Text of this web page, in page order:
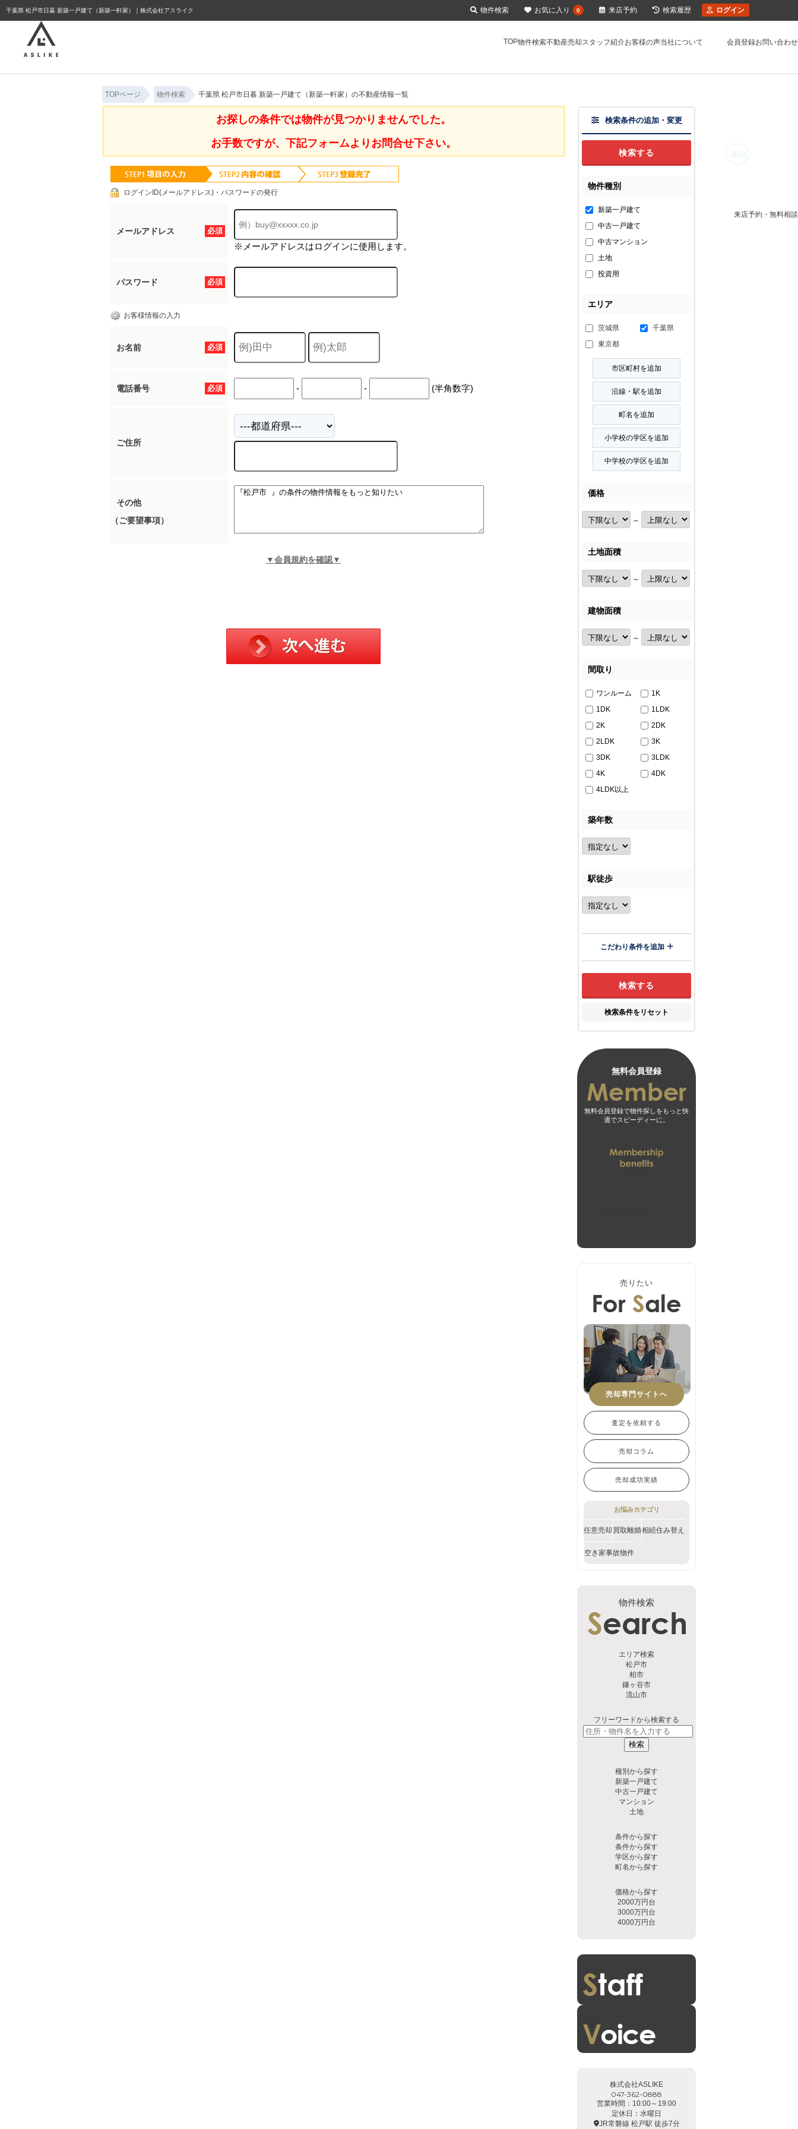
千葉県 松戸市日暮 新築一戸建て（新築一軒家）｜株式会社アスライク
TOP物件検索不動産売却スタッフ紹介お客様の声当社について 会員登録お問い合わせ
来店予約・無料相談
TOPページ 物件検索 千葉県 松戸市日暮 新築一戸建て（新築一軒家）の不動産情報一覧
お探しの条件では物件が見つかりませんでした。
お手数ですが、下記フォームよりお問合せ下さい。
ログインID(メールアドレス)・パスワードの発行
必須
メールアドレス
※メールアドレスはログインに使用します。
必須
パスワード
お客様情報の入力
必須
お名前
必須
電話番号 - - (半角数字)
ご住所
その他
（ご要望事項）
▼会員規約を確認▼
検索条件の追加・変更
物件種別
新築一戸建て
中古一戸建て
中古マンション
土地
投資用
エリア
茨城県
千葉県
東京都
価格
～
土地面積
～
建物面積
～
間取り
ワンルーム
1K
1DK
1LDK
2K
2DK
2LDK
3K
3DK
3LDK
4K
4DK
4LDK以上
築年数
駅徒歩
こだわり条件を追加
検索条件をリセット
無料会員登録
無料会員登録で物件探しをもっと快
適でスピーディーに。
売りたい
売却専門サイトへ
査定を依頼する
売却コラム
売却成功実績
お悩みカテゴリ
任意売却 買取離婚相続住み替え
空き家事故物件
物件検索
エリア検索
松戸市
柏市
鎌ヶ谷市
流山市
フリーワードから検索する
検索
種別から探す
新築一戸建て
中古一戸建て
マンション
土地
条件から探す
条件から探す
学区から探す
町名から探す
価格から探す
2000万円台
3000万円台
4000万円台
株式会社ASLIKE
047-362-0888
営業時間：10:00～19:00
定休日：水曜日
JR常磐線 松戸駅 徒歩7分
物件検索 お気に入り 0 来店予約 検索履歴 ログイン